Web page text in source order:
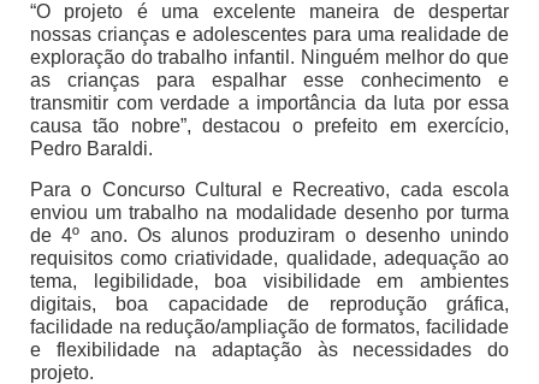
“O projeto é uma excelente maneira de despertar
nossas crianças e adolescentes para uma realidade de
exploração do trabalho infantil. Ninguém melhor do que
as crianças para espalhar esse conhecimento e
transmitir com verdade a importância da luta por essa
causa tão nobre”, destacou o prefeito em exercício,
Pedro Baraldi.
Para o Concurso Cultural e Recreativo, cada escola
enviou um trabalho na modalidade desenho por turma
de 4º ano. Os alunos produziram o desenho unindo
requisitos como criatividade, qualidade, adequação ao
tema, legibilidade, boa visibilidade em ambientes
digitais, boa capacidade de reprodução gráfica,
facilidade na redução/ampliação de formatos, facilidade
e flexibilidade na adaptação às necessidades do
projeto.